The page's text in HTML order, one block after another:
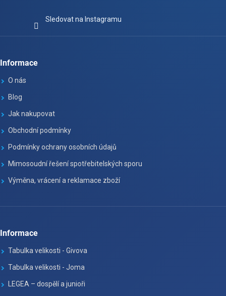
Sledovat na Instagramu
Informace
O nás
Blog
Jak nakupovat
Obchodní podmínky
Podmínky ochrany osobních údajů
Mimosoudní řešení spotřebitelských sporu
Výměna, vrácení a reklamace zboží
Informace
Tabulka velikosti - Givova
Tabulka velikosti - Joma
LEGEA – dospělí a junioři